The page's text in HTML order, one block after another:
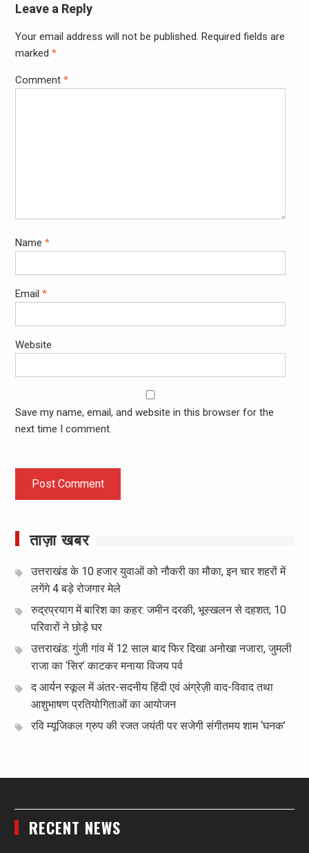
Leave a Reply
Your email address will not be published. Required fields are
marked *
Comment *
Name *
Email *
Website
Save my name, email, and website in this browser for the
next time I comment.
ताज़ा खबर
उत्तराखंड के 10 हजार युवाओं को नौकरी का मौका, इन चार शहरों में
लगेंगे 4 बड़े रोजगार मेले
रुद्रप्रयाग में बारिश का कहर: जमीन दरकी, भूस्खलन से दहशत; 10
परिवारों ने छोड़े घर
उत्तराखंड: गुंजी गांव में 12 साल बाद फिर दिखा अनोखा नजारा, जुमली
राजा का ‘सिर’ काटकर मनाया विजय पर्व
द आर्यन स्कूल में अंतर-सदनीय हिंदी एवं अंग्रेज़ी वाद-विवाद तथा
आशुभाषण प्रतियोगिताओं का आयोजन
रवि म्यूजिकल ग्रुप की रजत जयंती पर सजेगी संगीतमय शाम ‘घनक’
RECENT NEWS